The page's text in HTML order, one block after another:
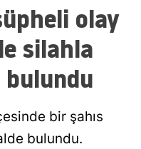
Kayseri
Kırklareli
Kırşehir
Kocaeli
olay
silahla
bir şahıs
bulundu.